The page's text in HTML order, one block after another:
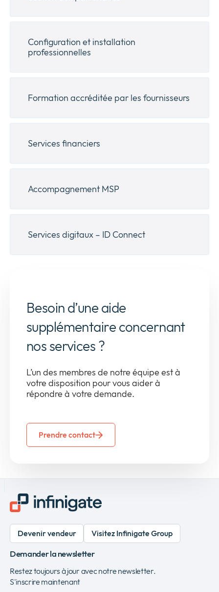
Configuration et installation
professionnelles
Formation accréditée par les fournisseurs
Services financiers
Accompagnement MSP
Services digitaux – ID Connect
Besoin d’une aide
supplémentaire concernant
nos services ?
L’un des membres de notre équipe est à
votre disposition pour vous aider à
répondre à votre demande.
Prendre contact
Devenir vendeur Visitez Infinigate Group
Demander la newsletter
Restez toujours à jour avec notre newsletter.
S'inscrire maintenant